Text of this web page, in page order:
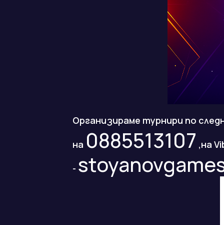
Организираме турнири по
на 0885513107 ,на
-